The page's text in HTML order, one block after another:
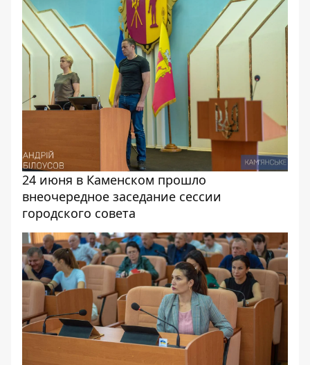
24 июня в Каменском прошло
внеочередное заседание сессии
городского совета